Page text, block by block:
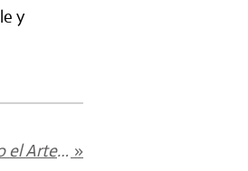
y
Live Wedding Illustrator en México: Viviendo el Arte en cada Historia de Amor »